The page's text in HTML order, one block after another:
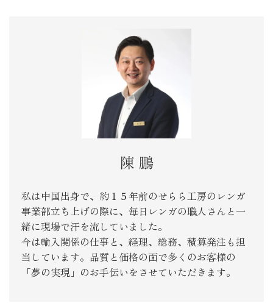
陳 鵬
私は中国出身で、約１５年前のせらら工房のレンガ
事業部立ち上げの際に、毎日レンガの職人さんと一
緒に現場で汗を流していました。
今は輸入関係の仕事と、経理、総務、積算発注も担
当しています。品質と価格の面で多くのお客様の
「夢の実現」のお手伝いをさせていただきます。